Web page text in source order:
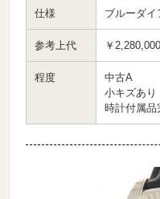
仕様 ブルーダ
参考上代 ￥2,280,000
程度
中古A
小キズあり
時計付属品